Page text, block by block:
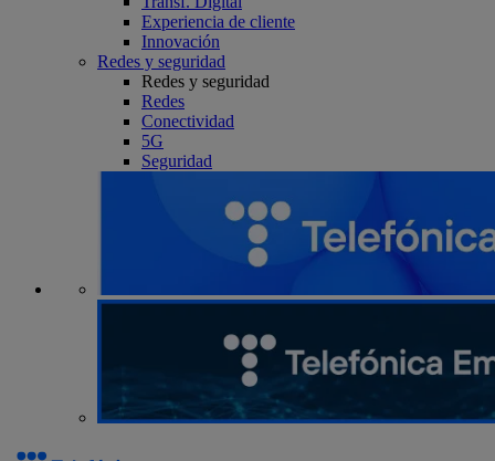
Experiencia de cliente
Innovación
Redes y seguridad
Redes y seguridad
Redes
Conectividad
5G
Seguridad